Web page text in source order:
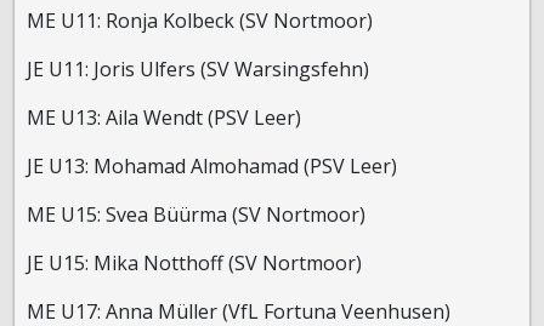
ME U11: Ronja Kolbeck (SV Nortmoor)
JE U11: Joris Ulfers (SV Warsingsfehn)
ME U13: Aila Wendt (PSV Leer)
JE U13: Mohamad Almohamad (PSV Leer)
ME U15: Svea Büürma (SV Nortmoor)
JE U15: Mika Notthoff (SV Nortmoor)
ME U17: Anna Müller (VfL Fortuna Veenhusen)